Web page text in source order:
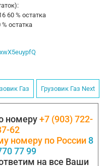
60 % остатка
остатка
Газ Грузовик Газ Next
номеру+7 (903) 722-
62
номеру по России 8
77 99
на все Ваши